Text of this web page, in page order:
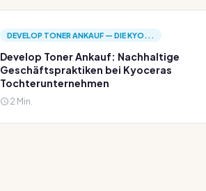
DEVELOP TONER ANKAUF — DIE KYO...
Develop Toner Ankauf: Nachhaltige
Geschäftspraktiken bei Kyoceras
Tochterunternehmen
2 Min.